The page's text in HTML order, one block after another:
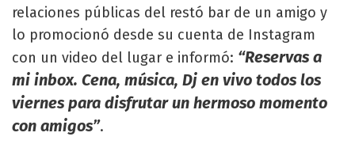
relaciones públicas del restó bar de un amigo y
lo promocionó desde su cuenta de Instagram
con un video del lugar e informó: “Reservas a
mi inbox. Cena, música, Dj en vivo todos los
viernes para disfrutar un hermoso momento
con amigos”.